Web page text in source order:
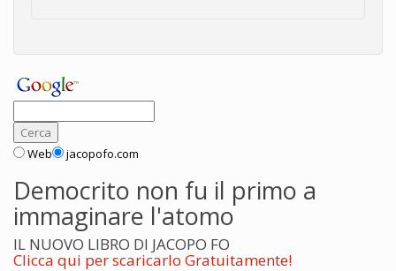
Web jacopofo.com
Democrito non fu il primo a
immaginare l'atomo
IL NUOVO LIBRO DI JACOPO FO
Clicca qui per scaricarlo Gratuitamente!